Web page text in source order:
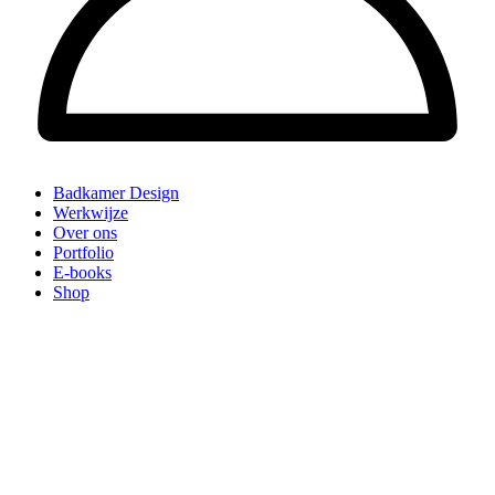
Badkamer Design
Werkwijze
Over ons
Portfolio
E-books
Shop